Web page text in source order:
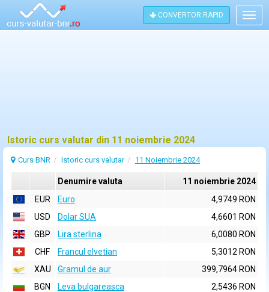
CONVERTOR RAPID
Istoric curs valutar din 11 noiembrie 2024
Curs BNR Istoric curs valutar 11 Noiembrie 2024
Denumire valuta
11 noiembrie 2024
EUR
Euro
4,9749 RON
USD
Dolar SUA
4,6601 RON
GBP
Lira sterlina
6,0080 RON
CHF
Francul elvetian
5,3012 RON
XAU
Gramul de aur
399,7964 RON
BGN
Leva bulgareasca
2,5436 RON